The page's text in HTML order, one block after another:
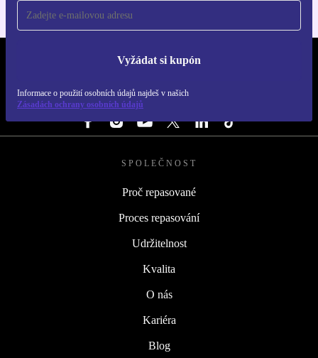
Vyžádat si kupón
Informace o použití osobních údajů najdeš v našich
Zásadách ochrany osobních údajů
REFURBED ČESKO - RETHINK NEW.
SLEDUJ NÁS
SPOLEČNOST
Proč repasované
Proces repasování
Udržitelnost
Kvalita
O nás
Kariéra
Blog